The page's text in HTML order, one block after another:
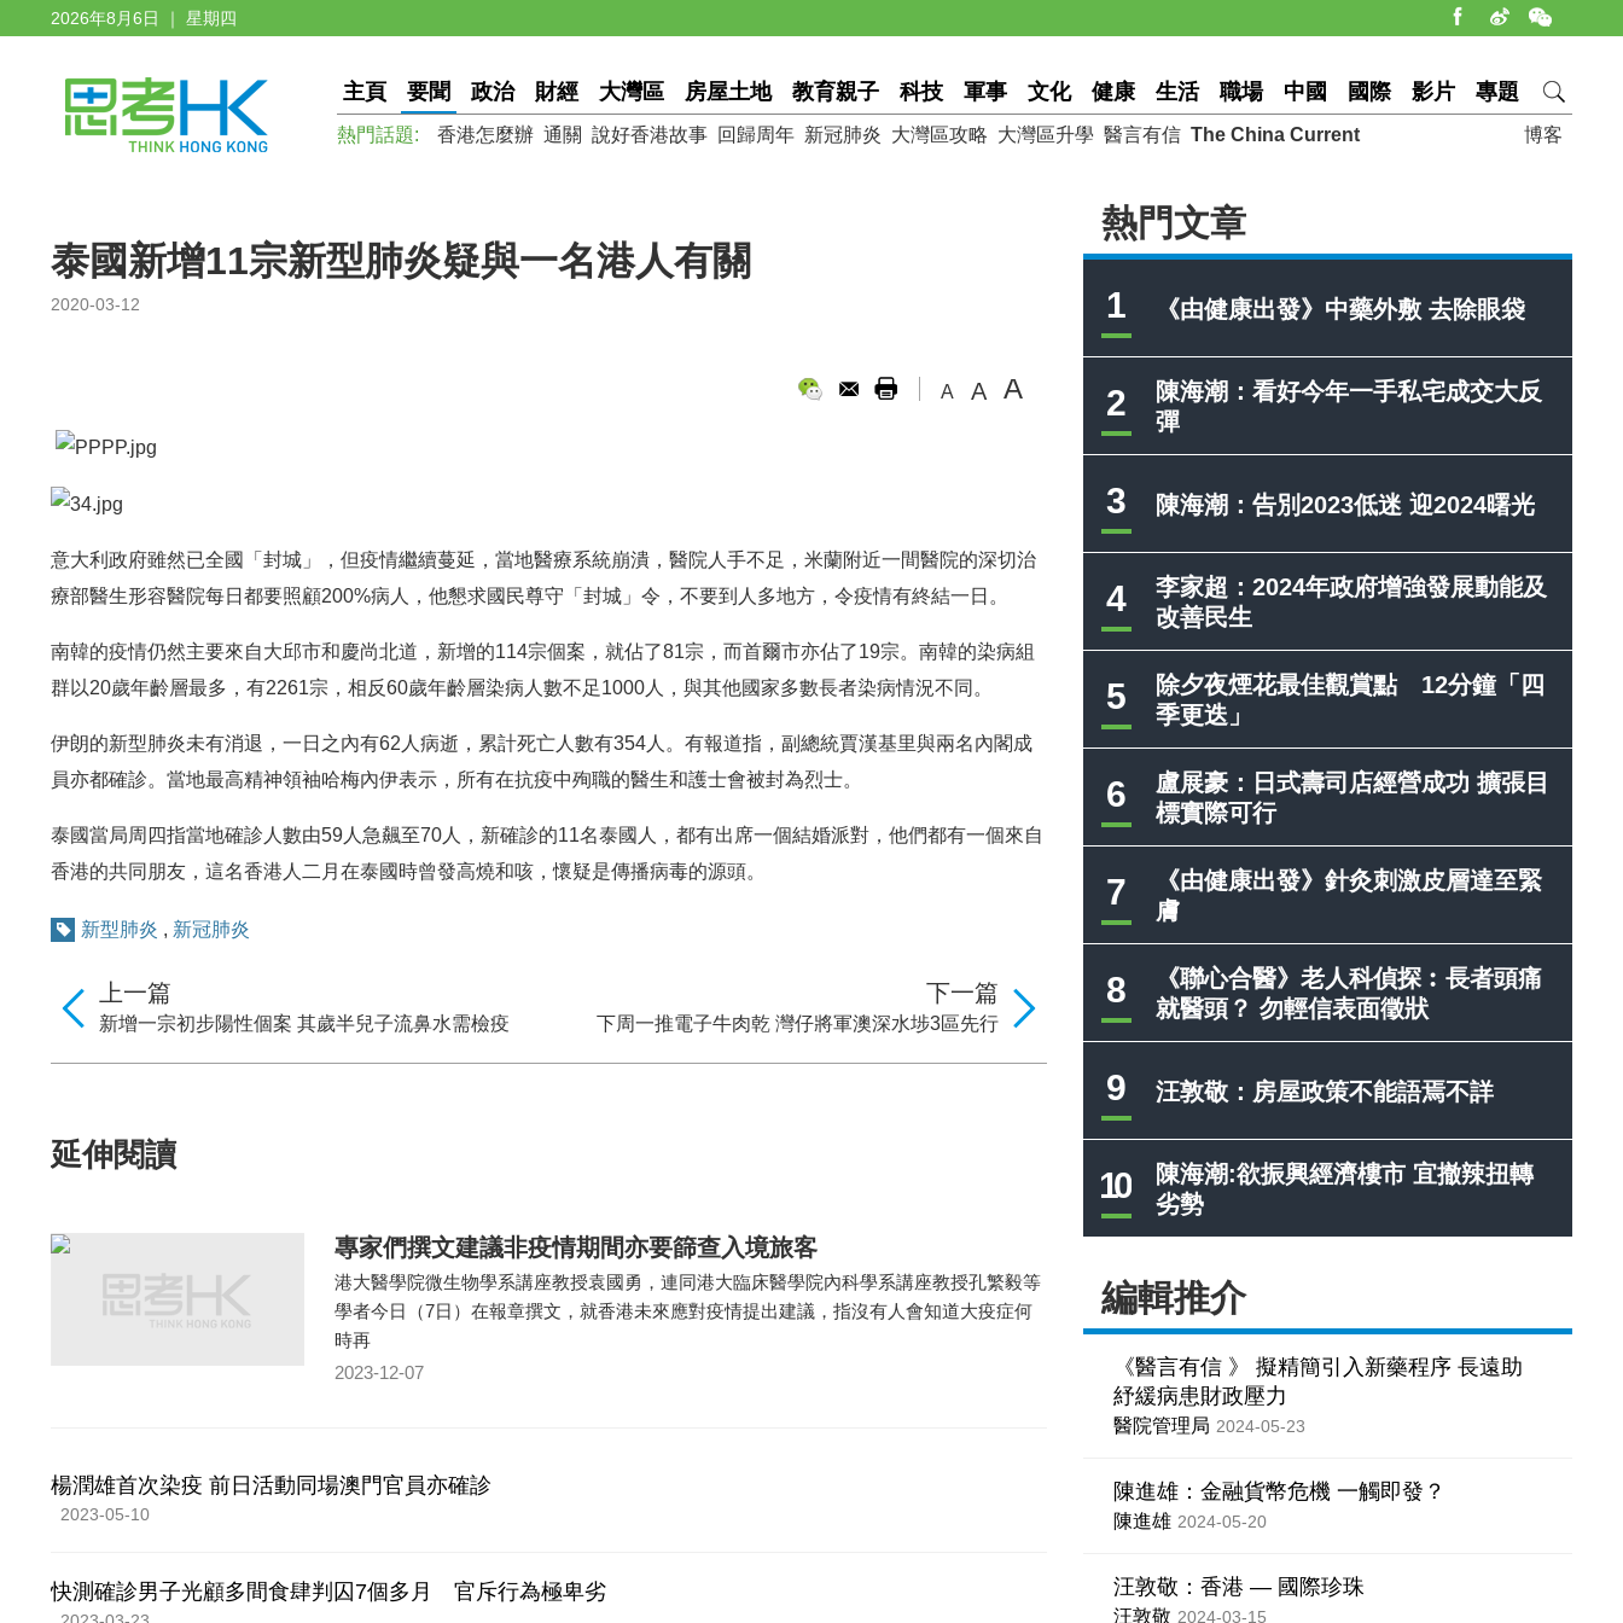
2026年8月6日 ｜ 星期四
主頁 要聞 政治 財經 大灣區 房屋土地 教育親子 科技 軍事 文化 健康 生活 職場 中國 國際 影片 專題
博客
熱門話題: 香港怎麼辦 通關 說好香港故事 回歸周年 新冠肺炎 大灣區攻略 大灣區升學 醫言有信 The China Current
熱門文章
1 《由健康出發》中藥外敷 去除眼袋
2
陳海潮：看好今年一手私宅成交大反
彈
3 陳海潮：告別2023低迷 迎2024曙光
4
李家超：2024年政府增強發展動能及
改善民生
5
除夕夜煙花最佳觀賞點 12分鐘「四
季更迭」
6
盧展豪：日式壽司店經營成功 擴張目
標實際可行
7
《由健康出發》針灸刺激皮層達至緊
膚
8
《聯心合醫》老人科偵探︰長者頭痛
就醫頭？ 勿輕信表面徵狀
9 汪敦敬：房屋政策不能語焉不詳
10
陳海潮:欲振興經濟樓市 宜撤辣扭轉
劣勢
編輯推介
《醫言有信 》 擬精簡引入新藥程序 長遠助
紓緩病患財政壓力
醫院管理局 2024-05-23
陳進雄：金融貨幣危機 一觸即發？
陳進雄 2024-05-20
汪敦敬：香港 — 國際珍珠
汪敦敬 2024-03-15
泰國新增11宗新型肺炎疑與一名港人有關
2020-03-12
A A A
意大利政府雖然已全國「封城」，但疫情繼續蔓延，當地醫療系統崩潰，醫院人手不足，米蘭附近一間醫院的深切治
療部醫生形容醫院每日都要照顧200%病人，他懇求國民尊守「封城」令，不要到人多地方，令疫情有終結一日。
南韓的疫情仍然主要來自大邱市和慶尚北道，新增的114宗個案，就佔了81宗，而首爾市亦佔了19宗。南韓的染病組
群以20歲年齡層最多，有2261宗，相反60歲年齡層染病人數不足1000人，與其他國家多數長者染病情況不同。
伊朗的新型肺炎未有消退，一日之內有62人病逝，累計死亡人數有354人。有報道指，副總統賈漢基里與兩名內閣成
員亦都確診。當地最高精神領袖哈梅內伊表示，所有在抗疫中殉職的醫生和護士會被封為烈士。
泰國當局周四指當地確診人數由59人急飆至70人，新確診的11名泰國人，都有出席一個結婚派對，他們都有一個來自
香港的共同朋友，這名香港人二月在泰國時曾發高燒和咳，懷疑是傳播病毒的源頭。
新型肺炎 , 新冠肺炎
下一篇
下周一推電子牛肉乾 灣仔將軍澳深水埗3區先行
上一篇
新增一宗初步陽性個案 其歲半兒子流鼻水需檢疫
延伸閱讀
專家們撰文建議非疫情期間亦要篩查入境旅客
港大醫學院微生物學系講座教授袁國勇，連同港大臨床醫學院內科學系講座教授孔繁毅等
學者今日（7日）在報章撰文，就香港未來應對疫情提出建議，指沒有人會知道大疫症何
時再
2023-12-07
楊潤雄首次染疫 前日活動同場澳門官員亦確診
2023-05-10
快測確診男子光顧多間食肆判囚7個多月 官斥行為極卑劣